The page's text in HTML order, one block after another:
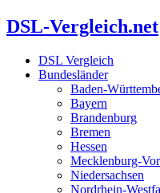
Zum
Inhalt
DSL-Vergleich.net
DSL Vergleich
Bundesländer
Baden-
Bayern
Brandenburg
Bremen
Hessen
Mecklenburg-
Niedersachsen
Nordrhein-